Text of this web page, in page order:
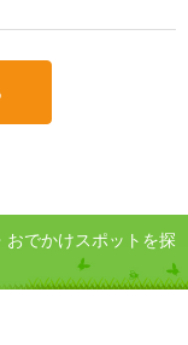
でかけスポットを探